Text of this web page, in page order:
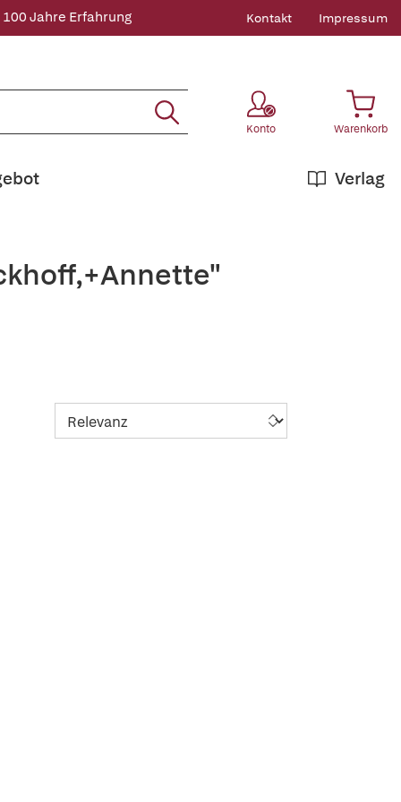
100 Jahre Erfahrung Kontakt Impressum
Konto Warenkorb
Verlag